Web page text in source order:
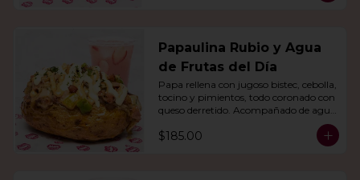
Papaulina Rubio y Agua
de Frutas del Día
Papa rellena con jugoso bistec, cebolla,
tocino y pimientos, todo coronado con
queso derretido. Acompañado de agua
$185.00